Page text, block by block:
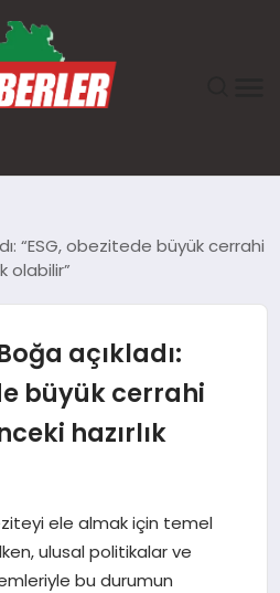
“ESG, obezitede büyük cerrahi
olabilir”
açıkladı:
büyük cerrahi
hazırlık
ele almak için temel
ulusal politikalar ve
bu durumun